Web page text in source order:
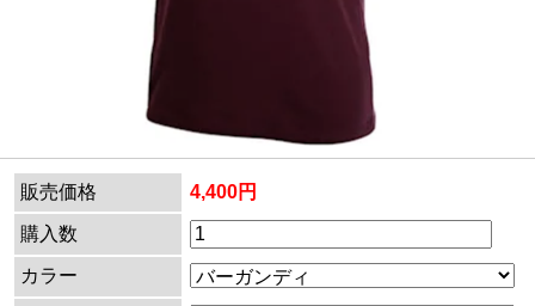
販売価格 4,400円
購入数
カラー